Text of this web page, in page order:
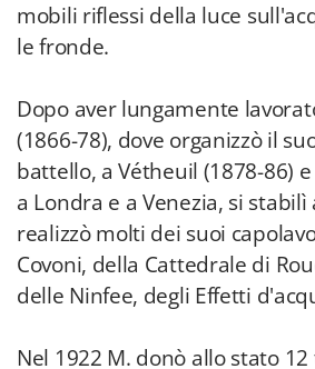
mobili riflessi della luce
le fronde.
Dopo aver lungamente
(1866-78), dove organizzò il
battello, a Vétheuil (1878-86)
a Londra e a Venezia, si stabilì
realizzò molti dei suoi
Covoni, della Cattedrale di
delle Ninfee, degli Effetti
Nel 1922 M. donò allo stato